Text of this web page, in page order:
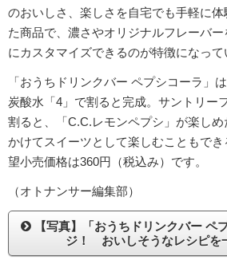
のおいしさ、楽しさを自宅でも手軽に
た商品で、濃さやオリジナルフレーバ
にカスタマイズできるのが特徴になって
「おうちドリンクバー ペプシコーラ」
炭酸水「4」で割ると完成。サントリー
割ると、「C.C.レモンペプシ」が楽し
かけてスイーツとして楽しむこともで
望小売価格は360円（税込み）です。
（オトナンサー編集部）
【写真】「おうちドリンクバー ペ
ジ！ おいしそうなレシピを